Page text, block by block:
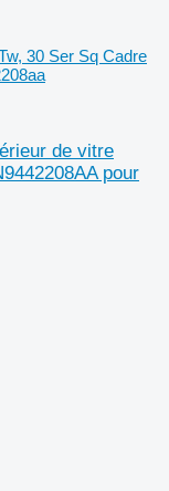
30 Ser Sq Cadre
de vitre
pour